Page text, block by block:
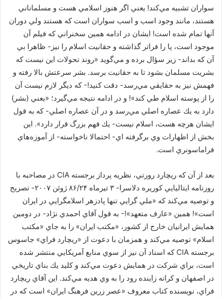
سواران تشبيه مي‌كند! يعني اگر هنوز اسلامي هست و مسلماناني
هستند، مانند وجود اسب و اسب سواران است كه هستند ولي دوران
آنها تمام شده است! ايشان در ادامه همين سخنراني كه فيلم آن
موجود است، پا را فراتر گذاشته و حقانيت اسلام را نيز- ظاهرا بي
آن كه بداند- زير سؤال برده و مي‌گويد «روند تحولات اين نيست كه
بشريت مسلمان بشود تا به حقانيت برسد. بشر سرعتش بالا رفته و
فهمش نيز به حقايقي مي‌رسد- دقت كنيد!- كه ديگر لازم نيست آن
را از پوسته اسلام طي كند»! و در ادامه نتيجه مي‌گيرد؛ «يعني (بشر)
دارد به يك عصاره اصلي مي‌رسد و در آن عصاره اصلي- كه به قول
ايشان هرچه هست، اسلام نيست- يك فهم بزرگ قرار دارد». اين
بخش از اظهارات وي برگرفته اي- احتمالا ناخواسته- از آموزه‌هاي
فراماسونري است.
بعد از آن كه ريچارد رورتي، نظريه پرداز برجسته CIA در مصاحبه با
روزنامه ايتاليايي كوريره دلاسرا- ۳ تيرماه ۸۶/۲۴ ژوئن ۲۰۰۷- تصريح
و توصيه مي‌كند كه «ملي گرايي تنها پادزهر اسلامگرايي در ايران
است»! همين «عارف متعهد»!- به قول آقاي احمدي نژاد- در دومين
همايش ايرانيان خارج از كشور، «مكتب ايران» را به جاي «مكتب
اسلام» توصيه مي‌كند و همزمان با دعوت از «ريچارد فراي» جاسوس
برجسته CIA كه اسناد آن نيز از سوي منابع آمريكايي منتشر شده
است، براي شركت در همايش دعوت مي‌كند و كليد يك بناي تاريخي
در اصفهان و كرانه زاينده رود را به وي هديه مي‌كند. اين آقاي ريچارد
فراي، نويسنده كتاب معروف «عصر زرين فرهنگ ايران» است كه در